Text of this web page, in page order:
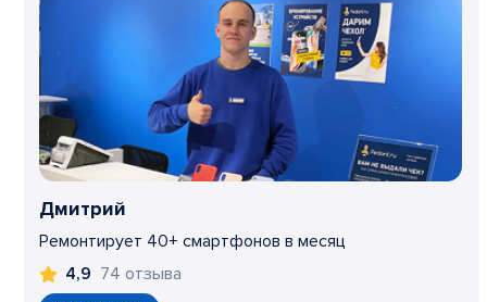
Дмитрий
Ремонтирует 40+ смартфонов в месяц
4,9 74 отзыва